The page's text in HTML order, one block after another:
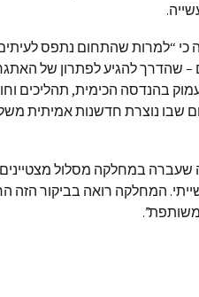
כי “למרות שהתחום נתפס
– שהדרך להגיע לפתרון של
בהנדסה הכימית, תהליכים
שבו נוצרת חדשנות אמיתית
שעברה במחלקה מסלול מצטיינים
המחלקה רואה בביקור הזה